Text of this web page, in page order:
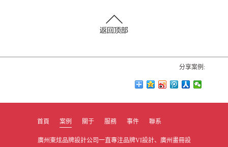
分享案例:
首頁 案例 關于 服務 事件 聯系
廣州東炫品牌設計公司一直專注品牌VI設計、廣州畫冊設